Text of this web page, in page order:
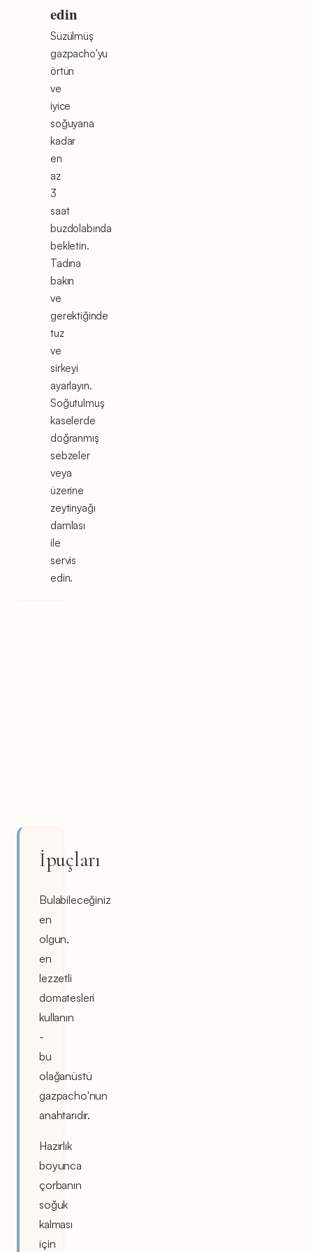
edin
Süzülmüş
gazpacho'yu
örtün
ve
iyice
soğuyana
kadar
en
az
3
saat
buzdolabında
bekletin.
Tadına
bakın
ve
gerektiğinde
tuz
ve
sirkeyi
ayarlayın.
Soğutulmuş
kaselerde
doğranmış
sebzeler
veya
üzerine
zeytinyağı
damlası
ile
servis
edin.
İpuçları
Bulabileceğiniz
en
olgun,
en
lezzetli
domatesleri
kullanın
-
bu
olağanüstü
gazpacho'nun
anahtarıdır.
Hazırlık
boyunca
çorbanın
soğuk
kalması
için